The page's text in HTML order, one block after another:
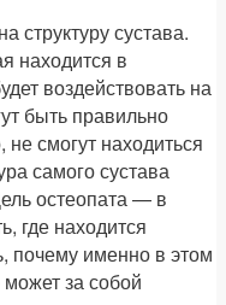
структуру сустава.
находится в
воздействовать на
быть правильно
смогут находиться
самого сустава
остеопата — в
где находится
почему именно в этом
может за собой